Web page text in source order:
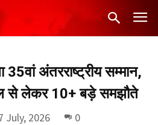
अंतरराष्ट्रीय सम्मान,
से लेकर 10+ बड़े समझौते
July, 2026 0